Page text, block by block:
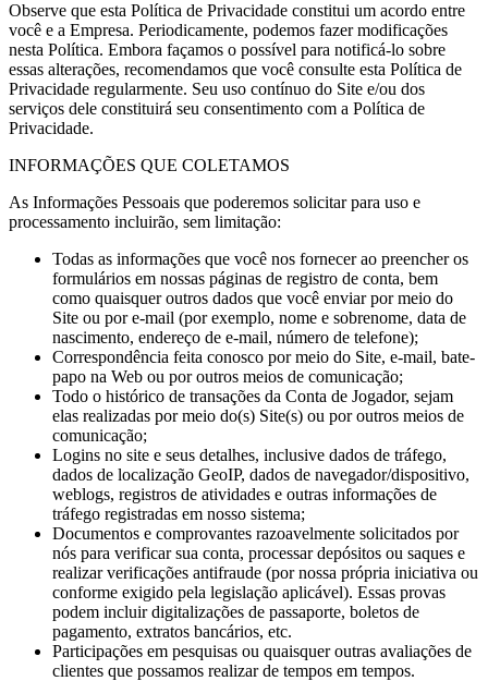
Observe que esta Política de Privacidade constitui um acordo entre
você e a Empresa. Periodicamente, podemos fazer modificações
nesta Política. Embora façamos o possível para notificá-lo sobre
essas alterações, recomendamos que você consulte esta Política de
Privacidade regularmente. Seu uso contínuo do Site e/ou dos
serviços dele constituirá seu consentimento com a Política de
Privacidade.
INFORMAÇÕES QUE COLETAMOS
As Informações Pessoais que poderemos solicitar para uso e
processamento incluirão, sem limitação:
Todas as informações que você nos fornecer ao preencher os
formulários em nossas páginas de registro de conta, bem
como quaisquer outros dados que você enviar por meio do
Site ou por e-mail (por exemplo, nome e sobrenome, data de
nascimento, endereço de e-mail, número de telefone);
Correspondência feita conosco por meio do Site, e-mail, bate-
papo na Web ou por outros meios de comunicação;
Todo o histórico de transações da Conta de Jogador, sejam
elas realizadas por meio do(s) Site(s) ou por outros meios de
comunicação;
Logins no site e seus detalhes, inclusive dados de tráfego,
dados de localização GeoIP, dados de navegador/dispositivo,
weblogs, registros de atividades e outras informações de
tráfego registradas em nosso sistema;
Documentos e comprovantes razoavelmente solicitados por
nós para verificar sua conta, processar depósitos ou saques e
realizar verificações antifraude (por nossa própria iniciativa ou
conforme exigido pela legislação aplicável). Essas provas
podem incluir digitalizações de passaporte, boletos de
pagamento, extratos bancários, etc.
Participações em pesquisas ou quaisquer outras avaliações de
clientes que possamos realizar de tempos em tempos.